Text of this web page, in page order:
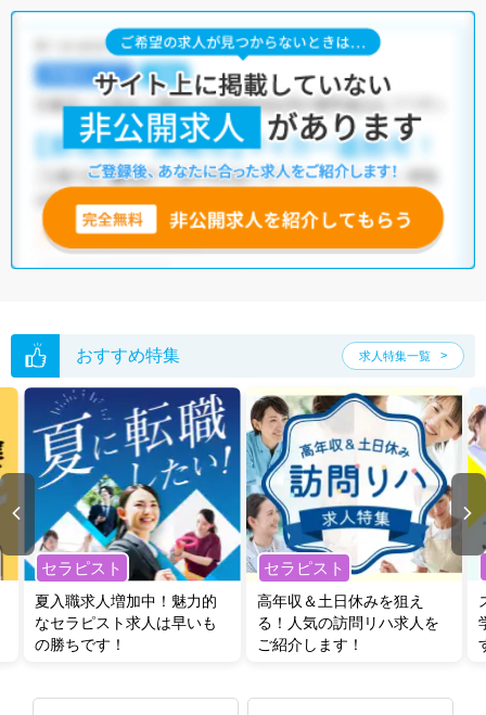
三浦市の作業療法士求人では以下のような条件が人気です。
土日祝休・積極採用中・ 残業少なめ 正社員(正職員)
・介護福祉施設・整骨院・その他
他の条件でも人気の求人がございますので、「こだわり条件」から検索
いただくか、お気軽にお問い合わせください。
全国の作業療法士求人から検索いただくことも可能です。
無料転職支援サービス
にお申し込みいただくと、ご希望条件をヒアリン
グした上で求人をご提案いたします。
ご希望条件がまだ定まっていない方は人気の希望条件をピックアップし
い。
おすすめ特集 求人特集一覧
セラピスト
夏入職求人増加中！魅力的
なセラピスト求人は早いも
の勝ちです！
セラピスト
高年収＆土日休みを狙え
る！人気の訪問リハ求人を
ご紹介します！